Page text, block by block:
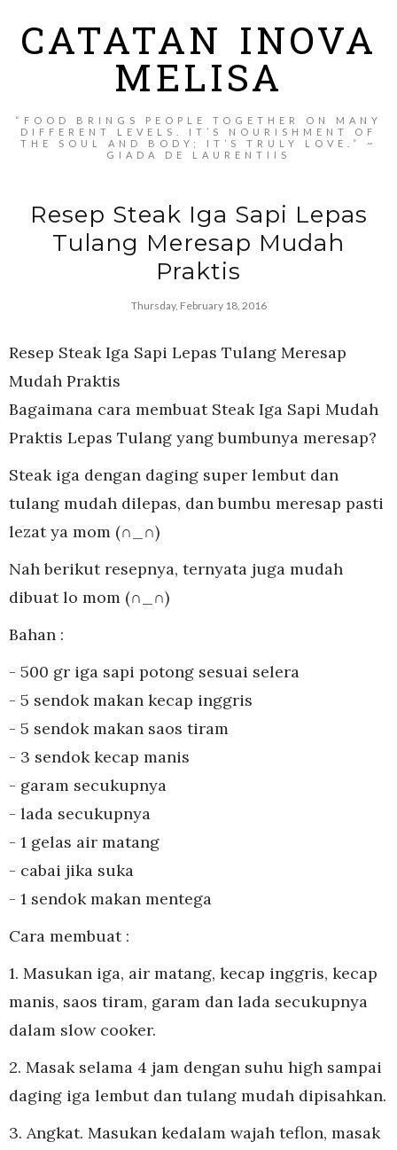
CATATAN INOVA
MELISA
“FOOD BRINGS PEOPLE TOGETHER ON MANY
DIFFERENT LEVELS. IT’S NOURISHMENT OF
THE SOUL AND BODY; IT’S TRULY LOVE.” ~
GIADA DE LAURENTIIS
Resep Steak Iga Sapi Lepas
Tulang Meresap Mudah
Praktis
Thursday, February 18, 2016
Resep Steak Iga Sapi Lepas Tulang Meresap
Mudah Praktis
Bagaimana cara membuat Steak Iga Sapi Mudah
Praktis Lepas Tulang yang bumbunya meresap?
Steak iga dengan daging super lembut dan
tulang mudah dilepas, dan bumbu meresap pasti
lezat ya mom (∩_∩)
Nah berikut resepnya, ternyata juga mudah
dibuat lo mom (∩_∩)
Bahan :
- 500 gr iga sapi potong sesuai selera
- 5 sendok makan kecap inggris
- 5 sendok makan saos tiram
- 3 sendok kecap manis
- garam secukupnya
- lada secukupnya
- 1 gelas air matang
- cabai jika suka
- 1 sendok makan mentega
Cara membuat :
1. Masukan iga, air matang, kecap inggris, kecap
manis, saos tiram, garam dan lada secukupnya
dalam slow cooker.
2. Masak selama 4 jam dengan suhu high sampai
daging iga lembut dan tulang mudah dipisahkan.
3. Angkat. Masukan kedalam wajah teflon, masak